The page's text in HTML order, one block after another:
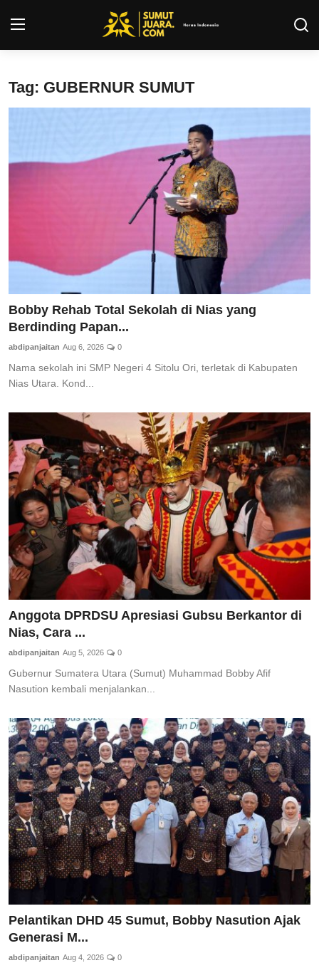
SEPAKBOLA
ALL SPORT
Pedoman Media Siber
SPORTAIMENT
HIBURAN
Tag: GUBERNUR SUMUT
Bobby Rehab Total Sekolah di Nias yang
Berdinding Papan...
abdipanjaitan Aug 6, 2026 0
Nama sekolah ini SMP Negeri 4 Sitolu Ori, terletak di Kabupaten
Nias Utara. Kond...
Anggota DPRDSU Apresiasi Gubsu Berkantor di
Nias, Cara ...
abdipanjaitan Aug 5, 2026 0
Gubernur Sumatera Utara (Sumut) Muhammad Bobby Afif
Nasution kembali menjalankan...
Pelantikan DHD 45 Sumut, Bobby Nasution Ajak
Generasi M...
abdipanjaitan Aug 4, 2026 0